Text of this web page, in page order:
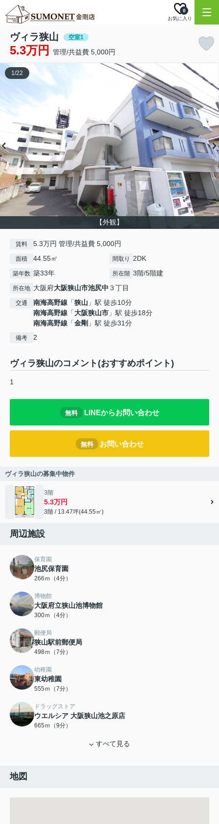
お気に入り
0
ヴィラ狭山 空室1
5.3万円 管理/共益費 5,000円
【外観】
1/22
賃料 5.3万円 管理/共益費 5,000円
面積 44.55㎡ 間取り 2DK
築年数 築33年 所在階 3階/5階建
所在地 大阪府大阪狭山市池尻中 ３丁目
交通 南海高野線 「狭山 」駅 徒歩10分
南海高野線 「大阪狭山市 」駅 徒歩18分
南海高野線 「金剛 」駅 徒歩31分
備考 2
ヴィラ狭山のコメント(おすすめポイント)
1
無料 LINEからお問い合わせ
無料 お問い合わせ
ヴィラ狭山の募集中物件
3階
5.3万円
3階 / 13.47坪(44.55㎡)
周辺施設
保育園
池尻保育園
266ｍ（4分）
博物館
大阪府立狭山池博物館
300ｍ（4分）
郵便局
狭山駅前郵便局
498ｍ（7分）
幼稚園
東幼稚園
555ｍ（7分）
ドラッグストア
ウエルシア 大阪狭山池之原店
665ｍ（9分）
すべて見る
地図